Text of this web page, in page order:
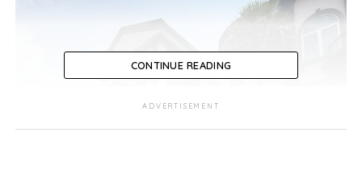
CONTINUE READING
ADVERTISEMENT